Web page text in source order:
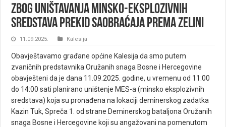
Zbog uništavanja minsko-eksplozivnih
sredstava prekid saobraćaja prema Zelini
11.09.2025. Kalesija
Obavještavamo građane općine Kalesija da smo putem
zvaničnih predstavnika Oružanih snaga Bosne i Hercegovine
obavješteni da je dana 11.09.2025. godine, u vremenu od 11:00
do 14:00 sati planirano uništenje MES-a (minsko eksplozivnih
sredstava) koja su pronađena na lokaciji deminerskog zadatka
Kazin Tuk, Spreča 1. od strane Deminerskog bataljona Oružanih
snaga Bosne i Hercegovine koji su angažovani na pomenutom